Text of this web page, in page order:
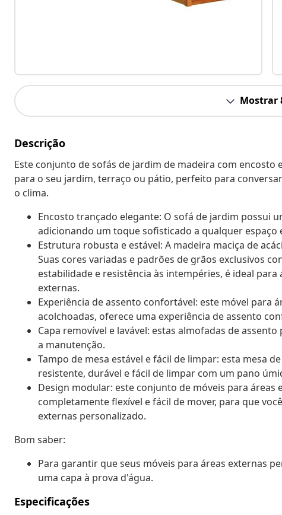
Mostrar
Descrição
Este conjunto de sofás de jardim de madeira com
para o seu jardim, terraço ou pátio, perfeito para
o clima.
Encosto trançado elegante: O sofá de jardim possui
adicionando um toque sofisticado a qualquer espaço
Estrutura robusta e estável: A madeira maciça de
Suas cores variadas e padrões de grãos exclusivos
estabilidade e resistência às intempéries, é ideal
externas.
Experiência de assento confortável: este móvel para
acolchoadas, oferece uma experiência de assento
Capa removível e lavável: estas almofadas de
a manutenção.
Tampo de mesa estável e fácil de limpar: esta mesa
resistente, durável e fácil de limpar com um pano
Design modular: este conjunto de móveis para
completamente flexível e fácil de mover, para que
externas personalizado.
Bom saber:
Para garantir que seus móveis para áreas externas
uma capa à prova d'água.
Especificações